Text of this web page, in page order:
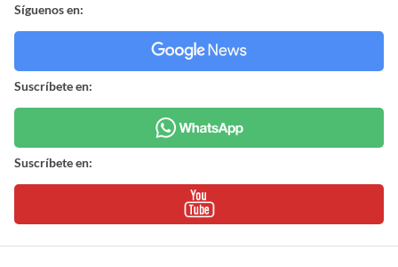
Síguenos en:
Suscríbete en:
Suscríbete en: